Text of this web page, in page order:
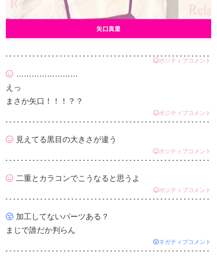
ポジティブコメント
……………………
えっ
まさか矢口！！！？？
ポジティブコメント
見えてる黒目の大きさが違う
ポジティブコメント
二重とカラコンでこうなると思うよ
ポジティブコメント
加工してないパーツある？
まじで誰だか判らん
ネガティブコメント